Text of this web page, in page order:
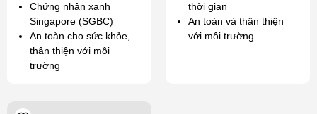
Chứng nhận xanh
Singapore (SGBC)
An toàn cho sức khỏe,
thân thiện với môi
trường
thời gian
An toàn và thân thiện
với môi trường